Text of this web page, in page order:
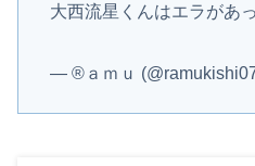
大西流星くんはエラがあ
— ®️ａｍｕ